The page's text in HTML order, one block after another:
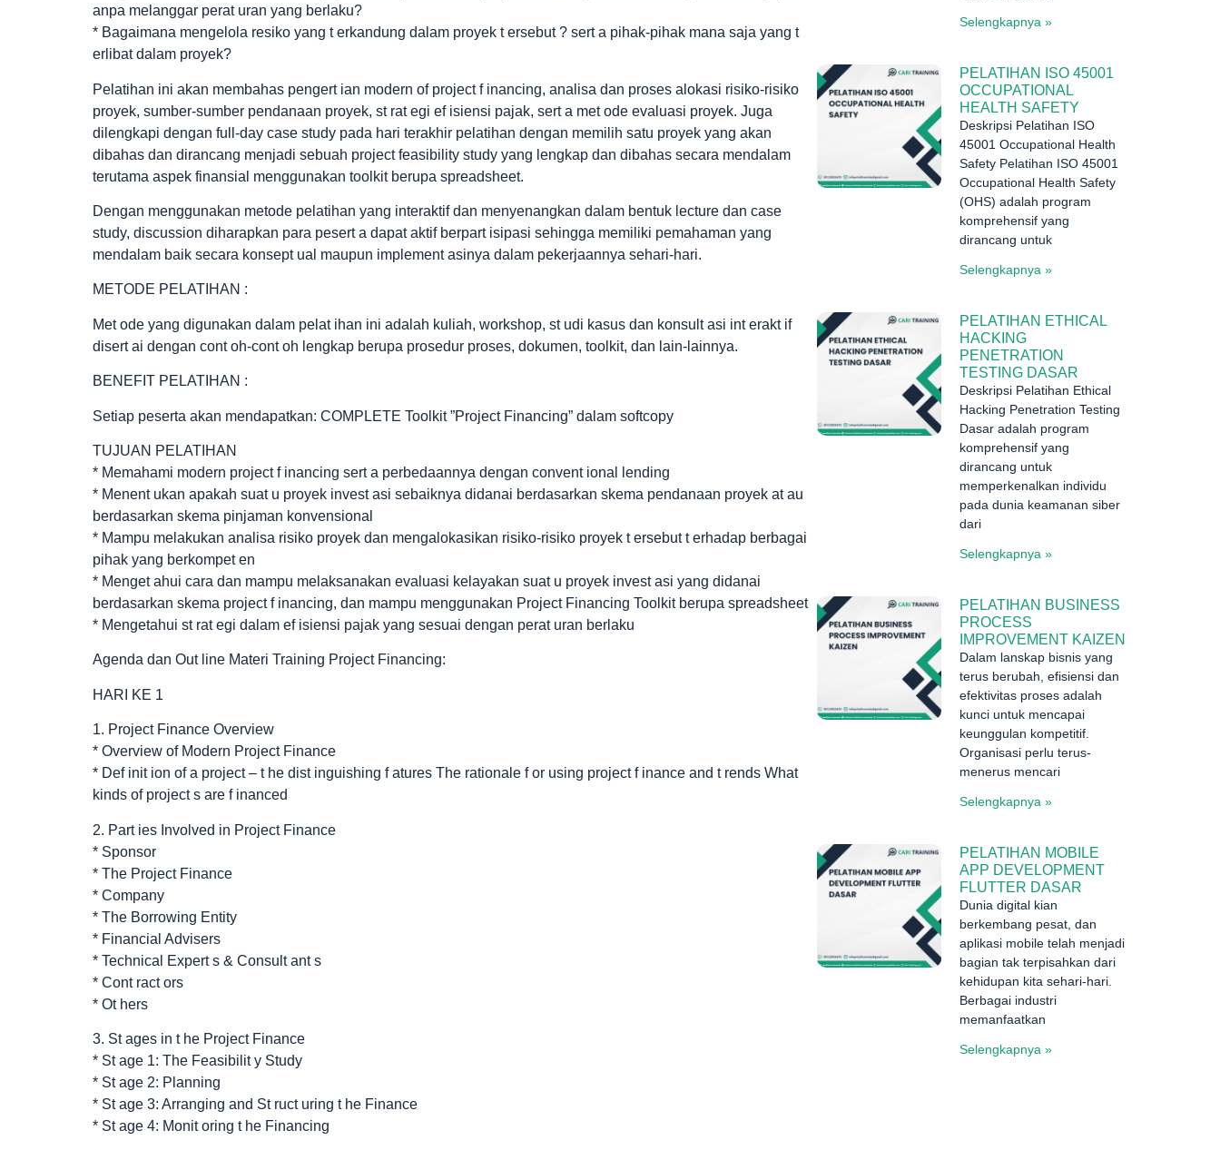
anpa melanggar perat uran yang berlaku?
* Bagaimana mengelola resiko yang t erkandung dalam proyek t ersebut ? sert a pihak-pihak mana saja yang t
erlibat dalam proyek?
Pelatihan ini akan membahas pengert ian modern of project f inancing, analisa dan proses alokasi risiko-risiko
proyek, sumber-sumber pendanaan proyek, st rat egi ef isiensi pajak, sert a met ode evaluasi proyek. Juga
dilengkapi dengan full-day case study pada hari terakhir pelatihan dengan memilih satu proyek yang akan
dibahas dan dirancang menjadi sebuah project feasibility study yang lengkap dan dibahas secara mendalam
terutama aspek finansial menggunakan toolkit berupa spreadsheet.
Dengan menggunakan metode pelatihan yang interaktif dan menyenangkan dalam bentuk lecture dan case
study, discussion diharapkan para pesert a dapat aktif berpart isipasi sehingga memiliki pemahaman yang
mendalam baik secara konsept ual maupun implement asinya dalam pekerjaannya sehari-hari.
METODE PELATIHAN :
Met ode yang digunakan dalam pelat ihan ini adalah kuliah, workshop, st udi kasus dan konsult asi int erakt if
disert ai dengan cont oh-cont oh lengkap berupa prosedur proses, dokumen, toolkit, dan lain-lainnya.
BENEFIT PELATIHAN :
Setiap peserta akan mendapatkan: COMPLETE Toolkit ”Project Financing” dalam softcopy
TUJUAN PELATIHAN
* Memahami modern project f inancing sert a perbedaannya dengan convent ional lending
* Menent ukan apakah suat u proyek invest asi sebaiknya didanai berdasarkan skema pendanaan proyek at au
berdasarkan skema pinjaman konvensional
* Mampu melakukan analisa risiko proyek dan mengalokasikan risiko-risiko proyek t ersebut t erhadap berbagai
pihak yang berkompet en
* Menget ahui cara dan mampu melaksanakan evaluasi kelayakan suat u proyek invest asi yang didanai
berdasarkan skema project f inancing, dan mampu menggunakan Project Financing Toolkit berupa spreadsheet
* Mengetahui st rat egi dalam ef isiensi pajak yang sesuai dengan perat uran berlaku
Agenda dan Out line Materi Training Project Financing:
HARI KE 1
1. Project Finance Overview
* Overview of Modern Project Finance
* Def init ion of a project – t he dist inguishing f atures The rationale f or using project f inance and t rends What
kinds of project s are f inanced
2. Part ies Involved in Project Finance
* Sponsor
* The Project Finance
* Company
* The Borrowing Entity
* Financial Advisers
* Technical Expert s & Consult ant s
* Cont ract ors
* Ot hers
3. St ages in t he Project Finance
* St age 1: The Feasibilit y Study
* St age 2: Planning
* St age 3: Arranging and St ruct uring t he Finance
* St age 4: Monit oring t he Financing
Selengkapnya »
PELATIHAN ISO 45001
OCCUPATIONAL
HEALTH SAFETY
Deskripsi Pelatihan ISO
45001 Occupational Health
Safety Pelatihan ISO 45001
Occupational Health Safety
(OHS) adalah program
komprehensif yang
dirancang untuk
Selengkapnya »
PELATIHAN ETHICAL
HACKING
PENETRATION
TESTING DASAR
Deskripsi Pelatihan Ethical
Hacking Penetration Testing
Dasar adalah program
komprehensif yang
dirancang untuk
memperkenalkan individu
pada dunia keamanan siber
dari
Selengkapnya »
PELATIHAN BUSINESS
PROCESS
IMPROVEMENT KAIZEN
Dalam lanskap bisnis yang
terus berubah, efisiensi dan
efektivitas proses adalah
kunci untuk mencapai
keunggulan kompetitif.
Organisasi perlu terus-
menerus mencari
Selengkapnya »
PELATIHAN MOBILE
APP DEVELOPMENT
FLUTTER DASAR
Dunia digital kian
berkembang pesat, dan
aplikasi mobile telah menjadi
bagian tak terpisahkan dari
kehidupan kita sehari-hari.
Berbagai industri
memanfaatkan
Selengkapnya »